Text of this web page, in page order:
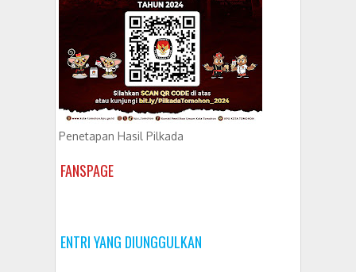
Penetapan Hasil Pilkada
FANSPAGE
ENTRI YANG DIUNGGULKAN